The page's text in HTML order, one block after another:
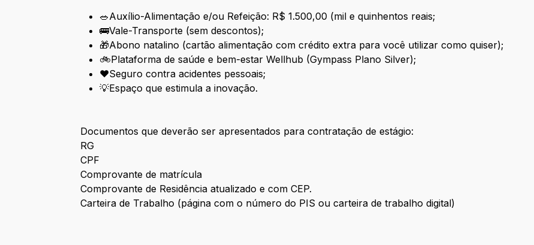
🥗Auxílio-Alimentação e/ou Refeição: R$ 1.500,00 (mil e quinhentos reais;
🚌Vale-Transporte (sem descontos);
🎁Abono natalino (cartão alimentação com crédito extra para você utilizar como quiser);
🚲Plataforma de saúde e bem-estar Wellhub (Gympass Plano Silver);
❤️Seguro contra acidentes pessoais;
💡Espaço que estimula a inovação.
Documentos que deverão ser apresentados para contratação de estágio:
RG
CPF
Comprovante de matrícula
Comprovante de Residência atualizado e com CEP.
Carteira de Trabalho (página com o número do PIS ou carteira de trabalho digital)